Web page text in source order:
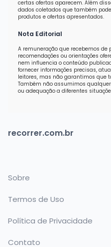
certas ofertas aparecem. Além
dados coletados que também
produtos e ofertas apresentados.
Nota Editorial
A remuneração que recebemos
recomendações ou orientações
nem influencia o conteúdo
fornecer informações precisas,
leitores, mas não garantimos que
Também não assumimos
ou adequação a diferentes
recorrer.com.br
Sobre
Termos de Uso
Política de Privacidade
Contato